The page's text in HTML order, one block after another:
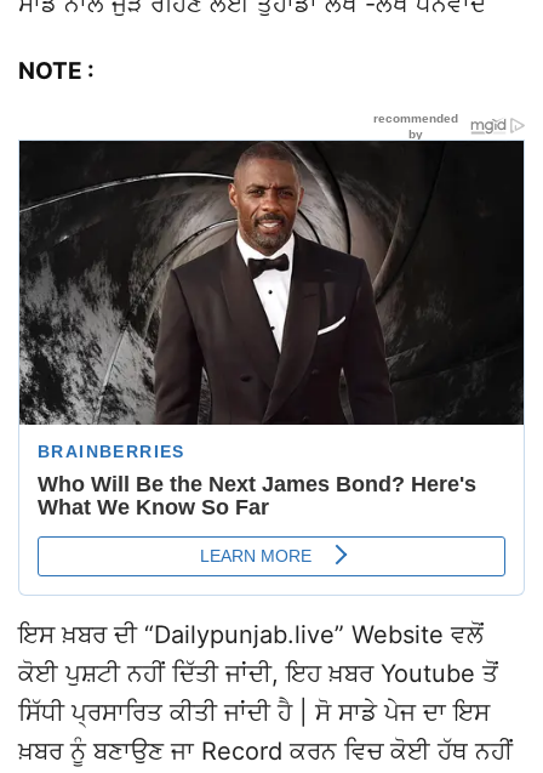
NOTE :
ਇਸ ਖ਼ਬਰ ਦੀ “Dailypunjab.live” Website ਵਲੋਂ
ਕੋਈ ਪੁਸ਼ਟੀ ਨਹੀਂ ਦਿੱਤੀ ਜਾਂਦੀ, ਇਹ ਖ਼ਬਰ Youtube ਤੋਂ
ਸਿੱਧੀ ਪ੍ਰਸਾਰਿਤ ਕੀਤੀ ਜਾਂਦੀ ਹੈ | ਸੋ ਸਾਡੇ ਪੇਜ ਦਾ ਇਸ
ਖ਼ਬਰ ਨੂੰ ਬਣਾਉਣ ਜਾ Record ਕਰਨ ਵਿਚ ਕੋਈ ਹੱਥ ਨਹੀਂ